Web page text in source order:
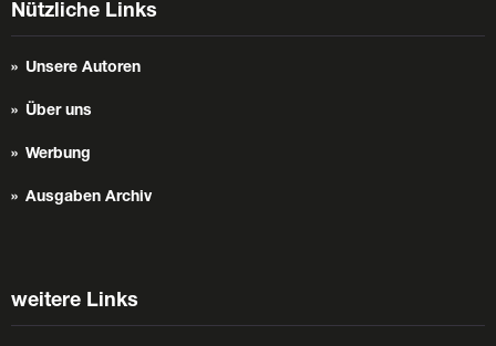
Nützliche Links
Unsere Autoren
Über uns
Werbung
Ausgaben Archiv
weitere Links